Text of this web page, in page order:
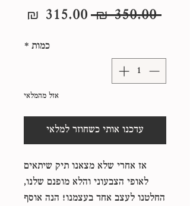
‏350.00 ‏₪
מחיר
כמות *
אזל מהמלאי
עדכנו אותי כשחוזר למלאי
אז אחרי שלא מצאנו תיק שיתאים
לאופי הצבעוני והלא מופנם שלנו,
החלטנו לעצב אחד בעצמנו! הנה אוסף